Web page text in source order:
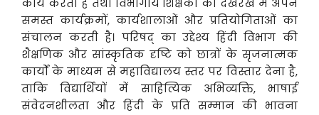
कार्य करती है तथा विभागीय शिक्षकों की देखरेख में अपने
समस्त कार्यक्रमों, कार्यशालाओं और प्रतियोगिताओं का
संचालन करती है। परिषद् का उद्देश्य हिंदी विभाग की
शैक्षणिक और सांस्कृतिक दृष्टि को छात्रों के सृजनात्मक
कार्यों के माध्यम से महाविद्यालय स्तर पर विस्तार देना है,
ताकि विद्यार्थियों में साहित्यिक अभिव्यक्ति, भाषाई
संवेदनशीलता और हिंदी के प्रति सम्मान की भावना